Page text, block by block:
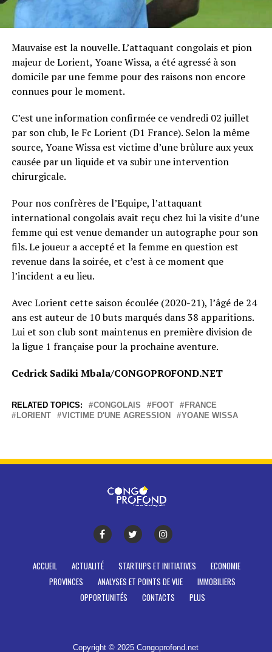
Mauvaise est la nouvelle. L’attaquant congolais et pion
majeur de Lorient, Yoane Wissa, a été agressé à son
domicile par une femme pour des raisons non encore
connues pour le moment.
C’est une information confirmée ce vendredi 02 juillet
par son club, le Fc Lorient (D1 France). Selon la même
source, Yoane Wissa est victime d’une brûlure aux yeux
causée par un liquide et va subir une intervention
chirurgicale.
Pour nos confrères de l’Equipe, l’attaquant
international congolais avait reçu chez lui la visite d’une
femme qui est venue demander un autographe pour son
fils. Le joueur a accepté et la femme en question est
revenue dans la soirée, et c’est à ce moment que
l’incident a eu lieu.
Avec Lorient cette saison écoulée (2020-21), l’âgé de 24
ans est auteur de 10 buts marqués dans 38 apparitions.
Lui et son club sont maintenus en première division de
la ligue 1 française pour la prochaine aventure.
Cedrick Sadiki Mbala/CONGOPROFOND.NET
RELATED TOPICS: CONGOLAIS FOOT
FRANCE
LORIENT
VICTIME D'UNE AGRESSION YOANE WISSA
ACCUEIL ACTUALITÉ STARTUPS ET INITIATIVES
ECONOMIE
PROVINCES
ANALYSES ET POINTS DE VUE
IMMOBILIERS
OPPORTUNITÉS
CONTACTS PLUS
Copyright © 2025 Congoprofond.net